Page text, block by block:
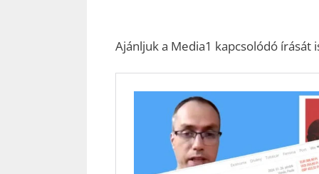
Ajánljuk a Media1 kapcsolódó írását